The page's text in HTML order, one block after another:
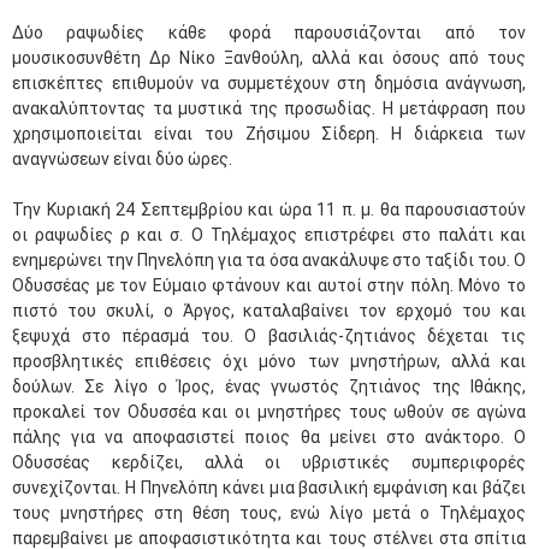
Δύο ραψωδίες κάθε φορά παρουσιάζονται από τον
μουσικοσυνθέτη Δρ Νίκο Ξανθούλη, αλλά και όσους από τους
επισκέπτες επιθυμούν να συμμετέχουν στη δημόσια ανάγνωση,
ανακαλύπτοντας τα μυστικά της προσωδίας. Η μετάφραση που
χρησιμοποιείται είναι του Ζήσιμου Σίδερη. Η διάρκεια των
αναγνώσεων είναι δύο ώρες.
Την Κυριακή 24 Σεπτεμβρίου και ώρα 11 π. μ. θα παρουσιαστούν
οι ραψωδίες ρ και σ. Ο Τηλέμαχος επιστρέφει στο παλάτι και
ενημερώνει την Πηνελόπη για τα όσα ανακάλυψε στο ταξίδι του. Ο
Οδυσσέας με τον Εύμαιο φτάνουν και αυτοί στην πόλη. Μόνο το
πιστό του σκυλί, ο Άργος, καταλαβαίνει τον ερχομό του και
ξεψυχά στο πέρασμά του. Ο βασιλιάς-ζητιάνος δέχεται τις
προσβλητικές επιθέσεις όχι μόνο των μνηστήρων, αλλά και
δούλων. Σε λίγο ο Ίρος, ένας γνωστός ζητιάνος της Ιθάκης,
προκαλεί τον Οδυσσέα και οι μνηστήρες τους ωθούν σε αγώνα
πάλης για να αποφασιστεί ποιος θα μείνει στο ανάκτορο. Ο
Οδυσσέας κερδίζει, αλλά οι υβριστικές συμπεριφορές
συνεχίζονται. Η Πηνελόπη κάνει μια βασιλική εμφάνιση και βάζει
τους μνηστήρες στη θέση τους, ενώ λίγο μετά ο Τηλέμαχος
παρεμβαίνει με αποφασιστικότητα και τους στέλνει στα σπίτια